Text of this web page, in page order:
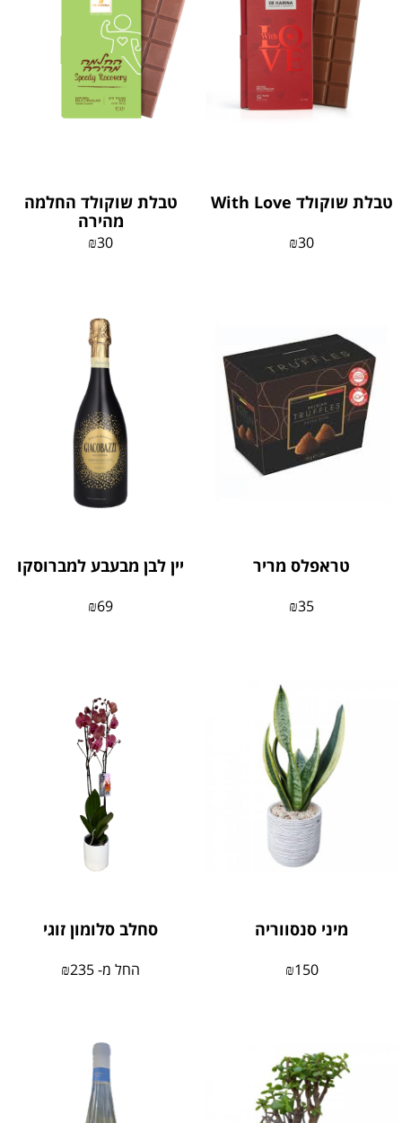
טבלת שוקולד With Love
₪30
טבלת שוקולד החלמה
מהירה
₪30
טראפלס מריר
₪35
יין לבן מבעבע למברוסקו
₪69
מיני סנסווריה
₪150
סחלב סלומון זוגי
החל מ- ₪235